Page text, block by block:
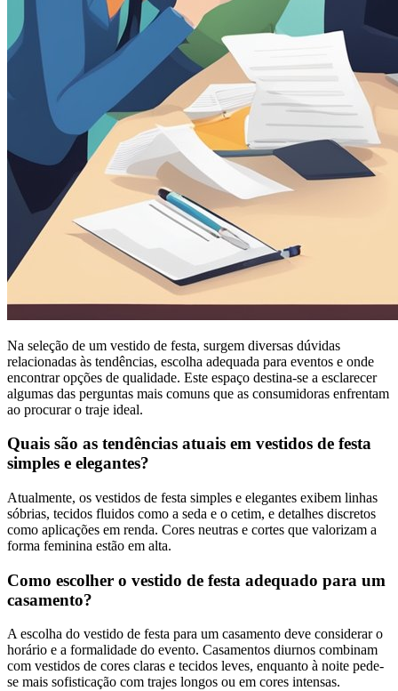
Na seleção de um vestido de festa, surgem diversas dúvidas
relacionadas às tendências, escolha adequada para eventos e onde
encontrar opções de qualidade. Este espaço destina-se a esclarecer
algumas das perguntas mais comuns que as consumidoras enfrentam
ao procurar o traje ideal.
Quais são as tendências atuais em vestidos de festa
simples e elegantes?
Atualmente, os vestidos de festa simples e elegantes exibem linhas
sóbrias, tecidos fluidos como a seda e o cetim, e detalhes discretos
como aplicações em renda. Cores neutras e cortes que valorizam a
forma feminina estão em alta.
Como escolher o vestido de festa adequado para um
casamento?
A escolha do vestido de festa para um casamento deve considerar o
horário e a formalidade do evento. Casamentos diurnos combinam
com vestidos de cores claras e tecidos leves, enquanto à noite pede-
se mais sofisticação com trajes longos ou em cores intensas.